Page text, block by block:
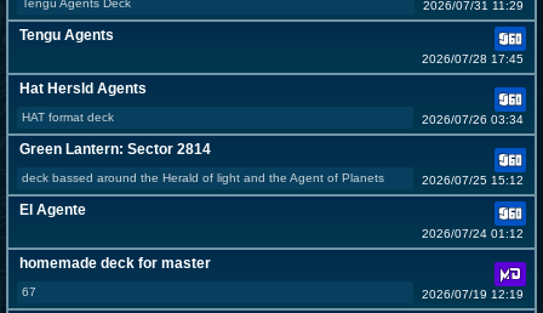
Tengu Agents Deck 2026/07/31 11:29
Tengu Agents
2026/07/28 17:45
Hat Hersld Agents
HAT format deck 2026/07/26 03:34
Green Lantern: Sector 2814
deck bassed around the Herald of light and the Agent of Planets 2026/07/25 15:12
El Agente
2026/07/24 01:12
homemade deck for master
67 2026/07/19 12:19